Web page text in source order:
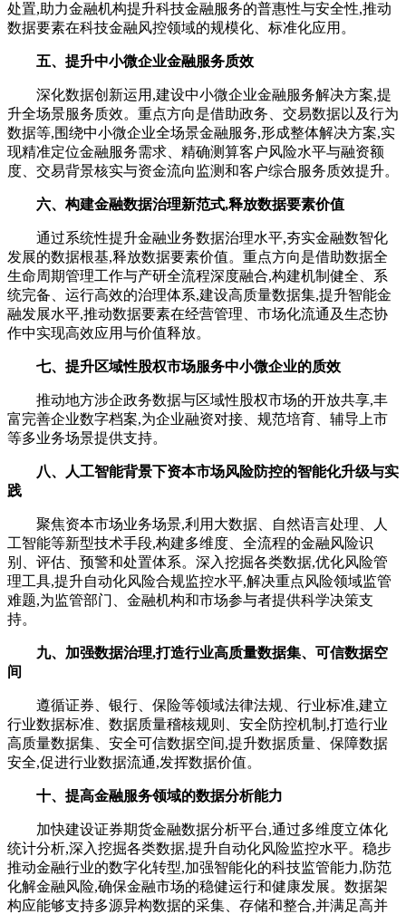
处置,助力金融机构提升科技金融服务的普惠性与安全性,推动
数据要素在科技金融风控领域的规模化、标准化应用。
五、提升中小微企业金融服务质效
深化数据创新运用,建设中小微企业金融服务解决方案,提
升全场景服务质效。重点方向是借助政务、交易数据以及行为
数据等,围绕中小微企业全场景金融服务,形成整体解决方案,实
现精准定位金融服务需求、精确测算客户风险水平与融资额
度、交易背景核实与资金流向监测和客户综合服务质效提升。
六、构建金融数据治理新范式,释放数据要素价值
通过系统性提升金融业务数据治理水平,夯实金融数智化
发展的数据根基,释放数据要素价值。重点方向是借助数据全
生命周期管理工作与产研全流程深度融合,构建机制健全、系
统完备、运行高效的治理体系,建设高质量数据集,提升智能金
融发展水平,推动数据要素在经营管理、市场化流通及生态协
作中实现高效应用与价值释放。
七、提升区域性股权市场服务中小微企业的质效
推动地方涉企政务数据与区域性股权市场的开放共享,丰
富完善企业数字档案,为企业融资对接、规范培育、辅导上市
等多业务场景提供支持。
八、人工智能背景下资本市场风险防控的智能化升级与实
践
聚焦资本市场业务场景,利用大数据、自然语言处理、人
工智能等新型技术手段,构建多维度、全流程的金融风险识
别、评估、预警和处置体系。深入挖掘各类数据,优化风险管
理工具,提升自动化风险合规监控水平,解决重点风险领域监管
难题,为监管部门、金融机构和市场参与者提供科学决策支
持。
九、加强数据治理,打造行业高质量数据集、可信数据空
间
遵循证券、银行、保险等领域法律法规、行业标准,建立
行业数据标准、数据质量稽核规则、安全防控机制,打造行业
高质量数据集、安全可信数据空间,提升数据质量、保障数据
安全,促进行业数据流通,发挥数据价值。
十、提高金融服务领域的数据分析能力
加快建设证券期货金融数据分析平台,通过多维度立体化
统计分析,深入挖掘各类数据,提升自动化风险监控水平。稳步
推动金融行业的数字化转型,加强智能化的科技监管能力,防范
化解金融风险,确保金融市场的稳健运行和健康发展。数据架
构应能够支持多源异构数据的采集、存储和整合,并满足高并